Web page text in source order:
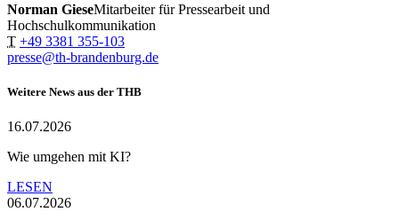
Norman GieseMitarbeiter für Pressearbeit und
Hochschulkommunikation
T +49 3381 355-103
presse@th-brandenburg.de
Weitere News aus der THB
16.07.2026
Wie umgehen mit KI?
LESEN
06.07.2026